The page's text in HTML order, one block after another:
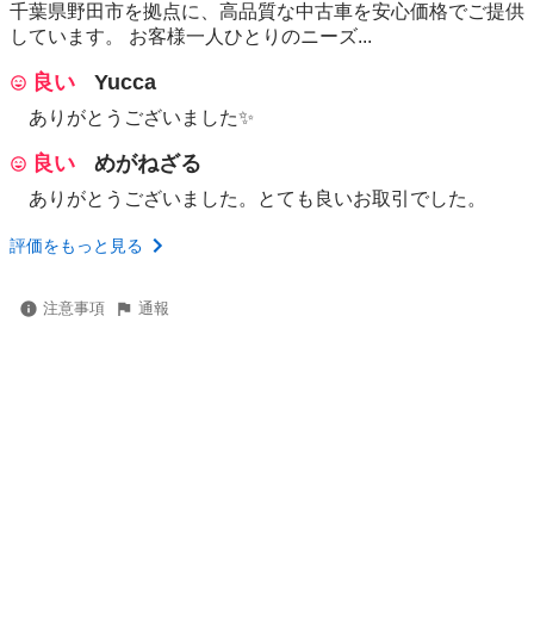
千葉県野田市を拠点に、高品質な中古車を安心価格でご提供
しています。 お客様一人ひとりのニーズ...
良い Yucca
ありがとうございました✨
良い めがねざる
ありがとうございました。とても良いお取引でした。
評価をもっと見る
注意事項 通報